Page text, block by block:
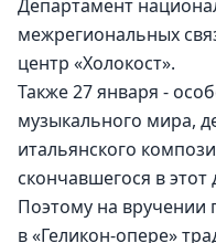
Департамент
межрегиональных
центр «Холокост».
Также 27 января -
музыкального мира,
итальянского
скончавшегося в
Поэтому на вручении
в «Геликон-опере»